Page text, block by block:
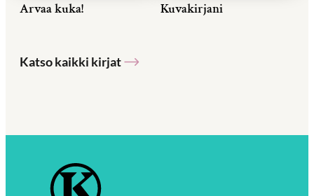
Arvaa kuka! Kuvakirjani
Katso kaikki kirjat